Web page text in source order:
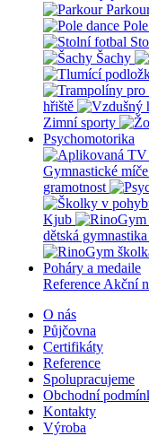
Šachy
hřiště
Zimní sporty
Psychomotorika
Gymnastické míče
gramotnost
Kjub
dětská gymnastika
Poháry a medaile
Reference Akční
O nás
Půjčovna
Certifikáty
Reference
Spolupracujeme
Obchodní
Kontakty
Výroba